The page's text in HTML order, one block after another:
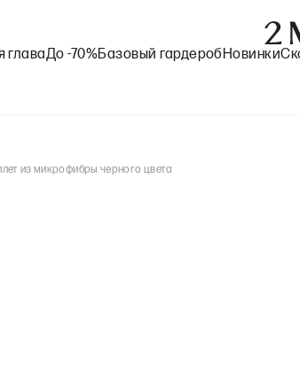
главаДо -70%Базовый гардероб Новинки
из микрофибры черного цвета